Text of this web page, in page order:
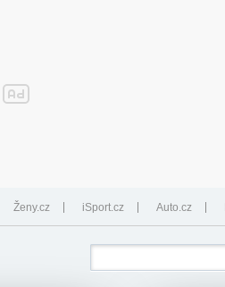
Ženy.cz iSport.cz Auto.cz